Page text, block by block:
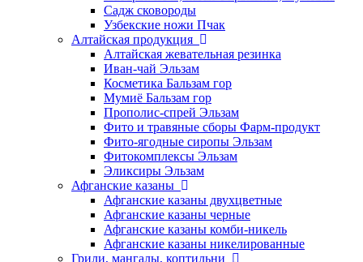
Садж сковороды
Узбекские ножи Пчак
Алтайская продукция
Алтайская жевательная резинка
Иван-чай Эльзам
Косметика Бальзам гор
Мумиё Бальзам гор
Прополис-спрей Эльзам
Фито и травяные сборы Фарм-продукт
Фито-ягодные сиропы Эльзам
Фитокомплексы Эльзам
Эликсиры Эльзам
Афганские казаны
Афганские казаны двухцветные
Афганские казаны черные
Афганские казаны комби-никель
Афганские казаны никелированные
Грили, мангалы, коптильни